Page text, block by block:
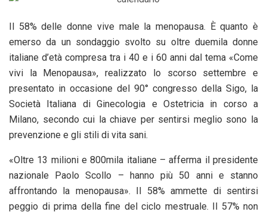
Il 58% delle donne vive male la menopausa. È quanto è
emerso da un sondaggio svolto su oltre duemila donne
italiane d’età compresa tra i 40 e i 60 anni dal tema «Come
vivi la Menopausa», realizzato lo scorso settembre e
presentato in occasione del 90° congresso della Sigo, la
Società Italiana di Ginecologia e Ostetricia in corso a
Milano, secondo cui la chiave per sentirsi meglio sono la
prevenzione e gli stili di vita sani.
«Oltre 13 milioni e 800mila italiane – afferma il presidente
nazionale Paolo Scollo – hanno più 50 anni e stanno
affrontando la menopausa». Il 58% ammette di sentirsi
peggio di prima della fine del ciclo mestruale. Il 57% non